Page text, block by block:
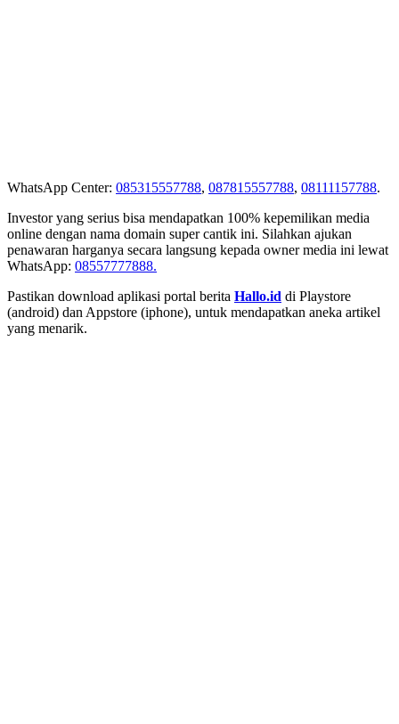
WhatsApp Center: 085315557788, 087815557788, 08111157788.
Investor yang serius bisa mendapatkan 100% kepemilikan media
online dengan nama domain super cantik ini. Silahkan ajukan
penawaran harganya secara langsung kepada owner media ini lewat
WhatsApp: 08557777888.
Pastikan download aplikasi portal berita Hallo.id di Playstore
(android) dan Appstore (iphone), untuk mendapatkan aneka artikel
yang menarik.